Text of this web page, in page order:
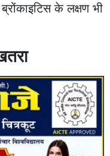
के लक्षण भी